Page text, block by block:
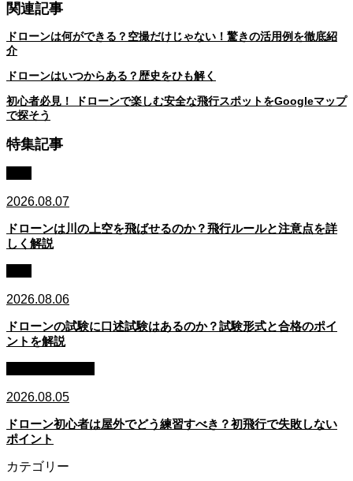
関連記事
ドローンは何ができる？空撮だけじゃない！驚きの活用例を徹底紹
介
ドローンはいつからある？歴史をひも解く
初心者必見！ ドローンで楽しむ安全な飛行スポットをGoogleマップ
で探そう
特集記事
2026.08.07
ドローンは川の上空を飛ばせるのか？飛行ルールと注意点を詳
しく解説
2026.08.06
ドローンの試験に口述試験はあるのか？試験形式と合格のポイ
ントを解説
2026.08.05
ドローン初心者は屋外でどう練習すべき？初飛行で失敗しない
ポイント
カテゴリー